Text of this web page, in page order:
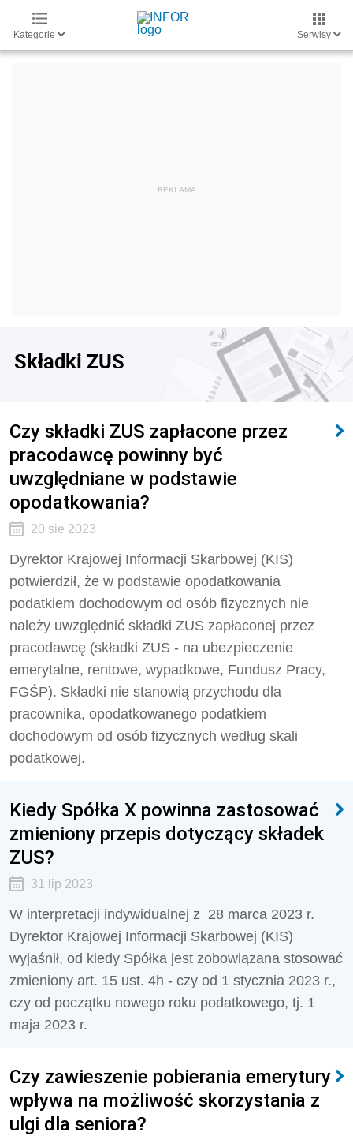
Kategorie Serwisy
Składki ZUS
Czy składki ZUS zapłacone przez
pracodawcę powinny być
uwzględniane w podstawie
opodatkowania?
20 sie 2023
Dyrektor Krajowej Informacji Skarbowej (KIS)
potwierdził, że w podstawie opodatkowania
podatkiem dochodowym od osób fizycznych nie
należy uwzględnić składki ZUS zapłaconej przez
pracodawcę (składki ZUS - na ubezpieczenie
emerytalne, rentowe, wypadkowe, Fundusz Pracy,
FGŚP). Składki nie stanowią przychodu dla
pracownika, opodatkowanego podatkiem
dochodowym od osób fizycznych według skali
podatkowej.
Kiedy Spółka X powinna zastosować
zmieniony przepis dotyczący składek
ZUS?
31 lip 2023
W interpretacji indywidualnej z 28 marca 2023 r.
Dyrektor Krajowej Informacji Skarbowej (KIS)
wyjaśnił, od kiedy Spółka jest zobowiązana stosować
zmieniony art. 15 ust. 4h - czy od 1 stycznia 2023 r.,
czy od początku nowego roku podatkowego, tj. 1
maja 2023 r.
Czy zawieszenie pobierania emerytury
wpływa na możliwość skorzystania z
ulgi dla seniora?